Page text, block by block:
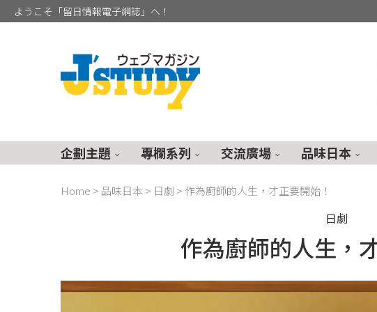
ようこそ「留日情報電子網誌」へ！
企劃主題 專欄系列 交流廣場 品味日本
Home > 品味日本 > 日劇 > 作為廚師的人生，才正要開始！
日劇
作為廚師的人生，